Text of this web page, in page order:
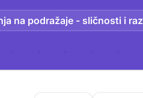
na podražaje - sličnosti i